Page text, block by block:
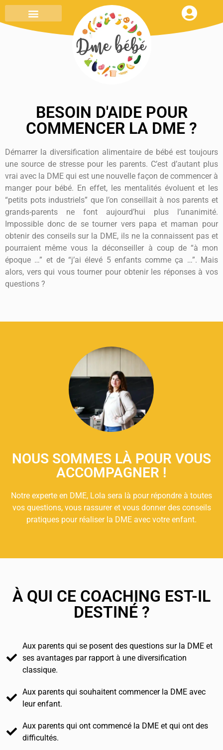
BESOIN D'AIDE POUR
COMMENCER LA DME ?
Démarrer la diversification alimentaire de bébé est toujours
une source de stresse pour les parents. C’est d’autant plus
vrai avec la DME qui est une nouvelle façon de commencer à
manger pour bébé. En effet, les mentalités évoluent et les
“petits pots industriels” que l’on conseillait à nos parents et
grands-parents ne font aujourd’hui plus l’unanimité.
Impossible donc de se tourner vers papa et maman pour
obtenir des conseils sur la DME, ils ne la connaissent pas et
pourraient même vous la déconseiller à coup de “à mon
époque …” et de “j’ai élevé 5 enfants comme ça …”. Mais
alors, vers qui vous tourner pour obtenir les réponses à vos
questions ?
NOUS SOMMES LÀ POUR VOUS
ACCOMPAGNER !
Notre experte en DME, Lola sera là pour répondre à toutes
vos questions, vous rassurer et vous donner des conseils
pratiques pour réaliser la DME avec votre enfant.
À QUI CE COACHING EST-IL
DESTINÉ ?
Aux parents qui se posent des questions sur la DME et
ses avantages par rapport à une diversification
classique.
Aux parents qui souhaitent commencer la DME avec
leur enfant.
Aux parents qui ont commencé la DME et qui ont des
difficultés.